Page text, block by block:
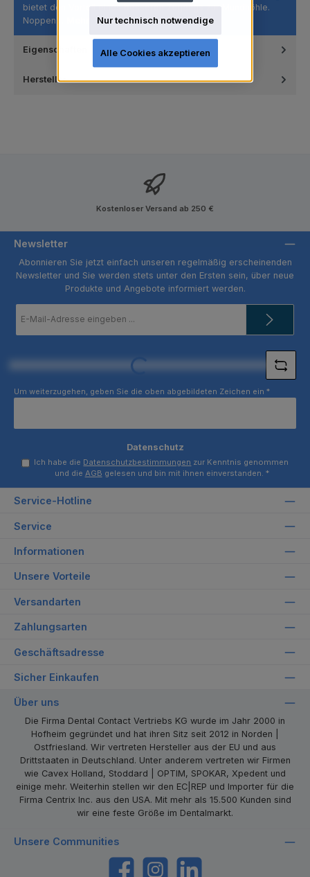
bietet den Vorteil eines besseren Zugangs zur Mundhöhle.
Noppen…
Eigenschaften
Hersteller
Kostenloser Versand ab 250 €
Newsletter
Abonnieren Sie jetzt einfach unseren regelmäßig erscheinenden
Newsletter und Sie werden stets unter den Ersten sein, über neue
Produkte und Angebote informiert werden.
Mail-
Loading...
Um weiterzugehen, geben Sie die oben abgebildeten Zeichen ein *
Datenschutz
Ich habe die Datenschutzbestimmungen zur Kenntnis genommen
und die AGB gelesen und bin mit ihnen einverstanden. *
Service-Hotline
Service
Informationen
Unsere Vorteile
Versandarten
Zahlungsarten
Geschäftsadresse
Sicher Einkaufen
Über uns
Die Firma Dental Contact Vertriebs KG wurde im Jahr 2000 in
Hofheim gegründet und hat ihren Sitz seit 2012 in Norden |
Ostfriesland. Wir vertreten Hersteller aus der EU und aus
Drittstaaten in Deutschland. Unter anderem vertreten wir Firmen
wie Cavex Holland, Stoddard | OPTIM, SPOKAR, Xpedent und
einige mehr. Weiterhin stellen wir den EC|REP und Importer für die
Firma Centrix Inc. aus den USA. Mit mehr als 15.500 Kunden sind
wir eine feste Größe im Dentalmarkt.
Unsere Communities
Nur technisch notwendige
Alle Cookies akzeptieren